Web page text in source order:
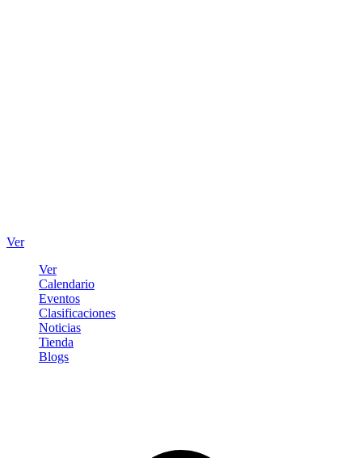
Ver
Ver
Calendario
Eventos
Clasificaciones
Noticias
Tienda
Blogs